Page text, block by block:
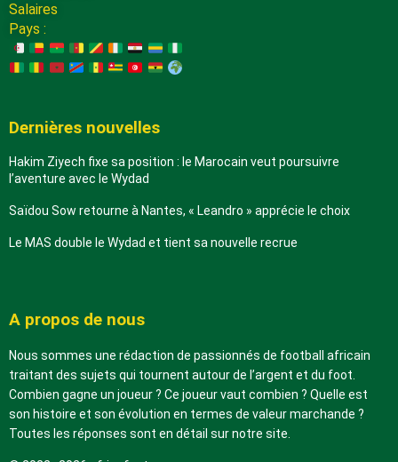
Salaires
Pays :
Dernières nouvelles
Hakim Ziyech fixe sa position : le Marocain veut poursuivre
l’aventure avec le Wydad
Saïdou Sow retourne à Nantes, « Leandro » apprécie le choix
Le MAS double le Wydad et tient sa nouvelle recrue
A propos de nous
Nous sommes une rédaction de passionnés de football africain
traitant des sujets qui tournent autour de l’argent et du foot.
Combien gagne un joueur ? Ce joueur vaut combien ? Quelle est
son histoire et son évolution en termes de valeur marchande ?
Toutes les réponses sont en détail sur notre site.